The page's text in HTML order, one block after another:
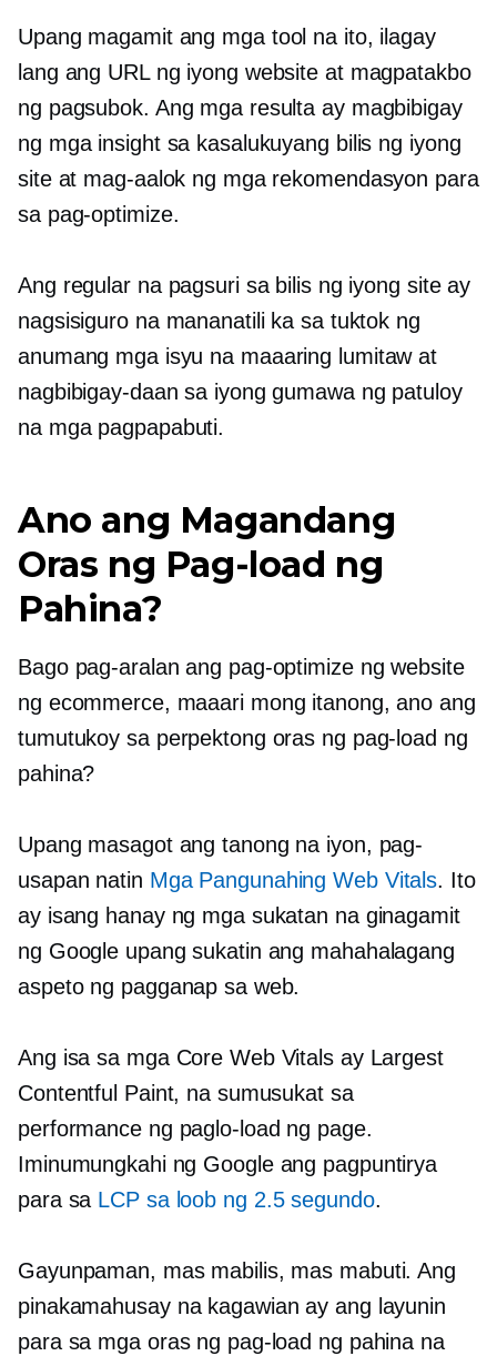
Upang magamit ang mga tool na ito, ilagay
lang ang URL ng iyong website at magpatakbo
ng pagsubok. Ang mga resulta ay magbibigay
ng mga insight sa kasalukuyang bilis ng iyong
site at mag-aalok ng mga rekomendasyon para
sa pag-optimize.
Ang regular na pagsuri sa bilis ng iyong site ay
nagsisiguro na mananatili ka sa tuktok ng
anumang mga isyu na maaaring lumitaw at
nagbibigay-daan sa iyong gumawa ng patuloy
na mga pagpapabuti.
Ano ang Magandang
Oras ng Pag-load ng
Pahina?
Bago pag-aralan ang pag-optimize ng website
ng ecommerce, maaari mong itanong, ano ang
tumutukoy sa perpektong oras ng pag-load ng
pahina?
Upang masagot ang tanong na iyon, pag-
usapan natin Mga Pangunahing Web Vitals. Ito
ay isang hanay ng mga sukatan na ginagamit
ng Google upang sukatin ang mahahalagang
aspeto ng pagganap sa web.
Ang isa sa mga Core Web Vitals ay Largest
Contentful Paint, na sumusukat sa
performance ng paglo-load ng page.
Iminumungkahi ng Google ang pagpuntirya
para sa LCP sa loob ng 2.5 segundo.
Gayunpaman, mas mabilis, mas mabuti. Ang
pinakamahusay na kagawian ay ang layunin
para sa mga oras ng pag-load ng pahina na